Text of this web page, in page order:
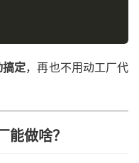
搞定，再也不用动工厂代
做啥？